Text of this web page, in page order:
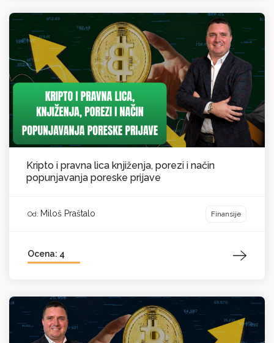
Kripto i pravna lica knjiženja, porezi i način
popunjavanja poreske prijave
Od: Miloš Praštalo Finansije
Ocena: 4